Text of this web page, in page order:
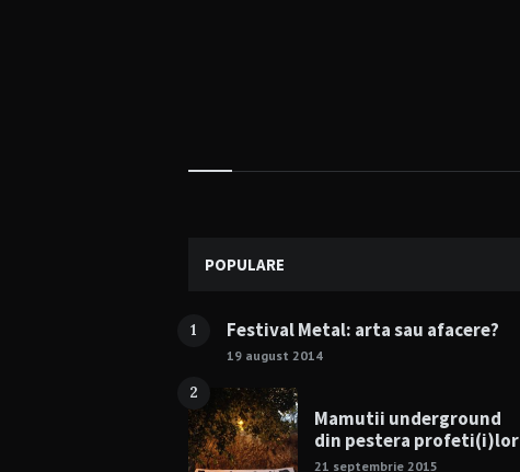
Widgets
POPULARE
1 Festival Metal: arta sau afacere?
19 august 2014
2
Mamutii underground
din pestera profeti(i)lor
21 septembrie 2015